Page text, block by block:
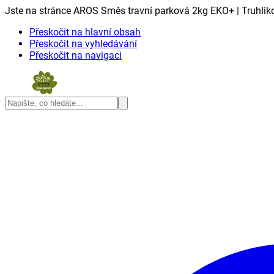
Jste na stránce AROS Směs travní parková 2kg EKO+ |
Přeskočit na hlavní obsah
Přeskočit na vyhledávání
Přeskočit na navigaci